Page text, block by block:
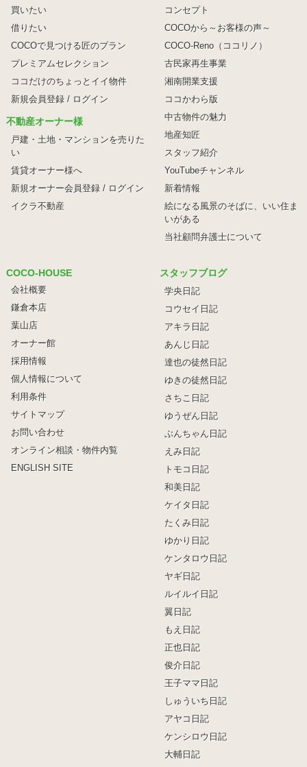
買いたい
借りたい
COCOで見つける匠のプラン
プレミアムセレクション
ココだけのちょっとイイ物件
新規会員登録 / ログイン
不動産オーナー様
戸建・土地・マンションを売りた
い
賃貸オーナー様へ
新規オーナー会員登録 / ログイン
イクラ不動産
コンセプト
COCOから～お客様の声～
COCO-Reno（ココリノ）
古民家再生事業
湘南開業支援
ココかわら版
中古物件の魅力
地産知匠
スタッフ紹介
YouTubeチャンネル
新着情報
絵になる風景のそばに、 いい住ま
いがある
当社顧問弁護士について
COCO-HOUSE
会社概要
鎌倉本店
葉山店
オーナー館
採用情報
個人情報について
利用条件
サイトマップ
お問い合わせ
オンライン相談・物件内覧
ENGLISH SITE
スタッフブログ
学央日記
コウセイ日記
アキラ日記
あんじ日記
達也の徒然日記
ゆきの徒然日記
さちこ日記
ゆうぜん日記
ぶんちゃん日記
えみ日記
トモコ日記
和美日記
ケイタ日記
たくみ日記
ゆかり日記
ケンタロウ日記
ヤギ日記
ルイルイ日記
翼日記
もえ日記
正也日記
俊介日記
王子ママ日記
しゅういち日記
アヤコ日記
ケンシロウ日記
大輔日記